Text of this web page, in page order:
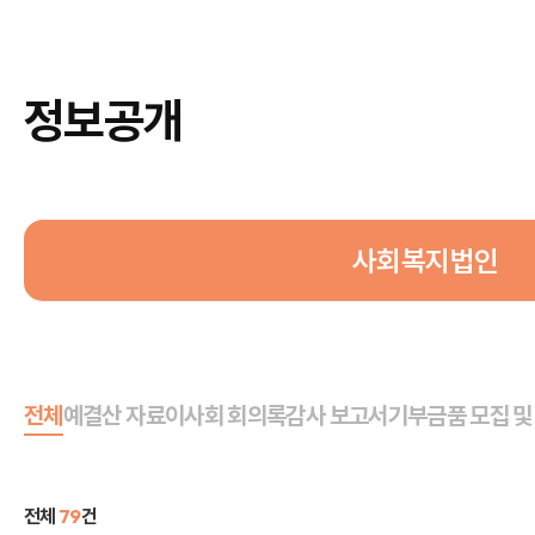
정보공개
사회복지법인
전체예결산 자료이사회 회의록감사 보고서기부금품 모집
전체 79건